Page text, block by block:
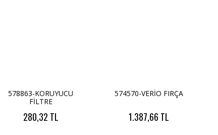
578863-KORUYUCU
FİLTRE
280,32 TL
574570-VERİO FIRÇA
1.387,66 TL